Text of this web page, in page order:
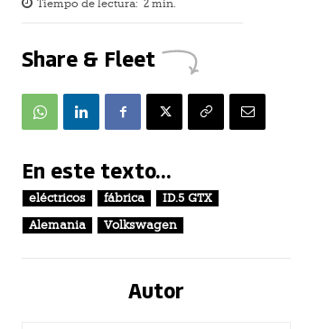
Tiempo de lectura: 2 min.
Share & Fleet
En este texto...
eléctricos fábrica
ID.5 GTX
Alemania
Volkswagen
Autor